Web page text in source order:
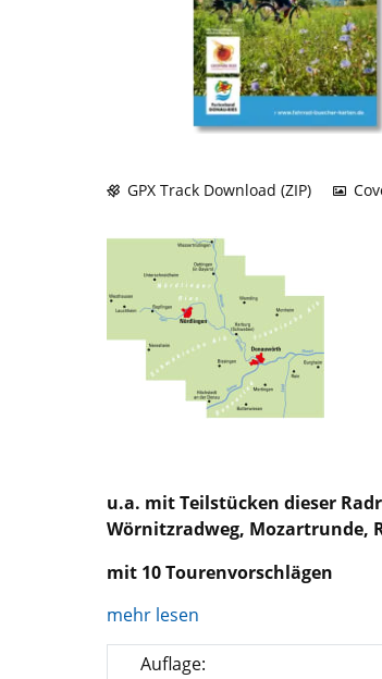
GPX Track Download (ZIP)
u.a. mit Teilstücken dieser
Wörnitzradweg, Mozartrunde,
mit 10 Tourenvorschlägen
mehr lesen
Auflage: